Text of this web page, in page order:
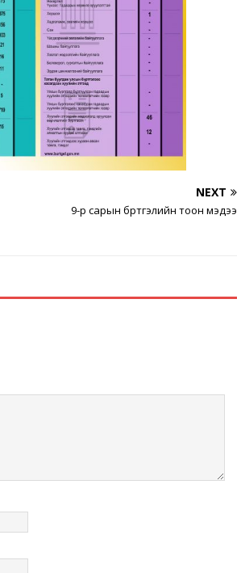
NEXT
9-р сарын бүртгэлийн тоон мэдээ